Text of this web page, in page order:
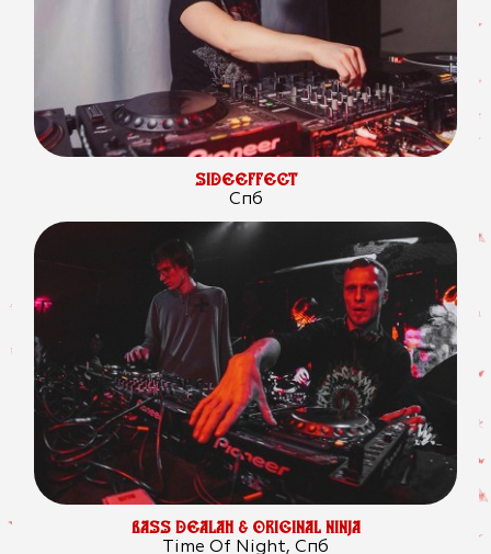
SIDEEFFECT
Спб
BASS DEALAH & ORIGINAL NINJA
Time Of Night, Спб